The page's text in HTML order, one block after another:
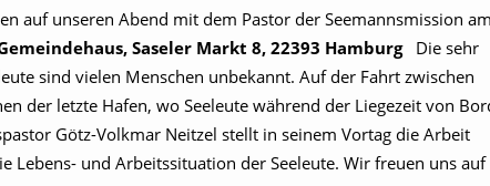
auf unseren Abend mit dem Pastor der Seemannsmission
Saseler Markt 8, 22393 HamburgDie sehr
sind vielen Menschen unbekannt. Auf der Fahrt zwischen
der letzte Hafen, wo Seeleute während der Liegezeit von
Götz-Volkmar Neitzel stellt in seinem Vortag die Arbeit
Lebens- und Arbeitssituation der Seeleute. Wir freuen uns auf